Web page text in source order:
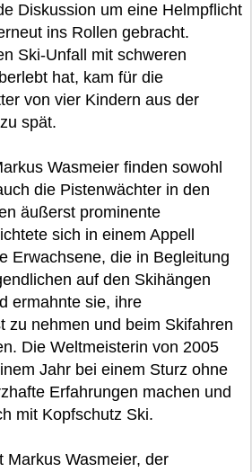
Diskussion um eine Helmpflicht
ins Rollen gebracht.
Ski-Unfall mit schweren
hat, kam für die
von vier Kindern aus der
spät.
Wasmeier finden sowohl
die Pistenwächter in den
äußerst prominente
sich in einem Appell
Erwachsene, die in Begleitung
auf den Skihängen
ermahnte sie, ihre
zu nehmen und beim Skifahren
Die Weltmeisterin von 2005
Jahr bei einem Sturz ohne
Erfahrungen machen und
mit Kopfschutz Ski.
Markus Wasmeier, der